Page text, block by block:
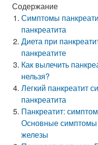
Содержание
Симптомы
панкреатита
Диета при
панкреатите
Как вылечить
нельзя?
Легкий панкреатит
панкреатита
Панкреатит:
Основные симптомы
железы